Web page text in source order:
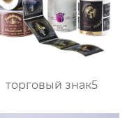
торговый знак5